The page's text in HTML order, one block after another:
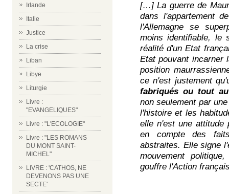
Irlande
Italie
Justice
La crise
Liban
Libye
Liturgie
Livre :
"EVANGELIQUES"
Livre : "L'ECOLOGIE"
Livre : "LES ROMANS
DU MONT SAINT-
MICHEL"
LIVRE : 'CATHOS, NE
DEVENONS PAS UNE
SECTE'
[…] La guerre de
dans l'appartement
l'Allemagne se
moins identifiable,
réalité d'un Etat
Etat pouvant incarner
position
ce n'est justement
fabriqués ou tout
non seulement par
l'histoire et les
elle n'est une attitude
en compte des
abstraites. Elle signe
mouvement
gouffre l'Action